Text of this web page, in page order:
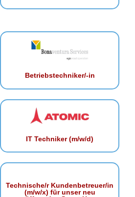
Betriebstechniker/-in
IT Techniker (m/w/d)
Technische/r Kundenbetreuer/in
(m/w/x) für unser neu